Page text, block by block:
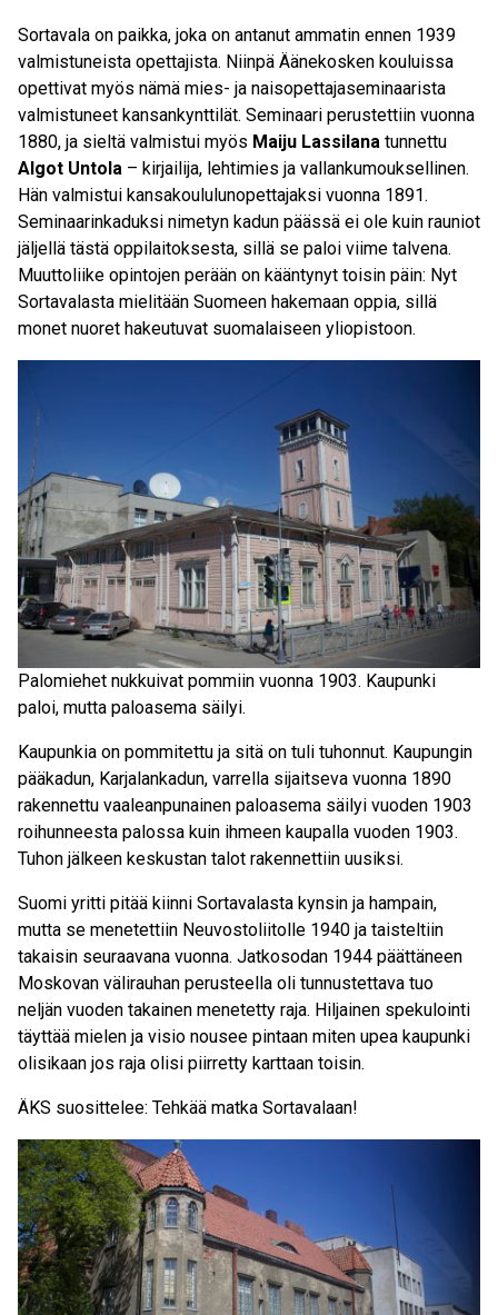
Sortavala on paikka, joka on antanut ammatin ennen 1939
valmistuneista opettajista. Niinpä Äänekosken kouluissa
opettivat myös nämä mies- ja naisopettajaseminaarista
valmistuneet kansankynttilät. Seminaari perustettiin vuonna
1880, ja sieltä valmistui myös Maiju Lassilana tunnettu
Algot Untola – kirjailija, lehtimies ja vallankumouksellinen.
Hän valmistui kansakoululunopettajaksi vuonna 1891.
Seminaarinkaduksi nimetyn kadun päässä ei ole kuin rauniot
jäljellä tästä oppilaitoksesta, sillä se paloi viime talvena.
Muuttoliike opintojen perään on kääntynyt toisin päin: Nyt
Sortavalasta mielitään Suomeen hakemaan oppia, sillä
monet nuoret hakeutuvat suomalaiseen yliopistoon.
Palomiehet nukkuivat pommiin vuonna 1903. Kaupunki
paloi, mutta paloasema säilyi.
Kaupunkia on pommitettu ja sitä on tuli tuhonnut. Kaupungin
pääkadun, Karjalankadun, varrella sijaitseva vuonna 1890
rakennettu vaaleanpunainen paloasema säilyi vuoden 1903
roihunneesta palossa kuin ihmeen kaupalla vuoden 1903.
Tuhon jälkeen keskustan talot rakennettiin uusiksi.
Suomi yritti pitää kiinni Sortavalasta kynsin ja hampain,
mutta se menetettiin Neuvostoliitolle 1940 ja taisteltiin
takaisin seuraavana vuonna. Jatkosodan 1944 päättäneen
Moskovan välirauhan perusteella oli tunnustettava tuo
neljän vuoden takainen menetetty raja. Hiljainen spekulointi
täyttää mielen ja visio nousee pintaan miten upea kaupunki
olisikaan jos raja olisi piirretty karttaan toisin.
ÄKS suosittelee: Tehkää matka Sortavalaan!